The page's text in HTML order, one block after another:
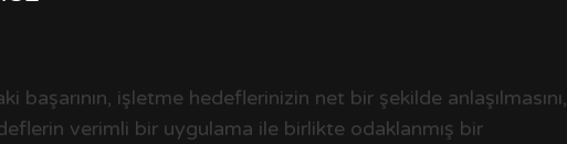
başarının, işletme hedeflerinizin net bir şekilde anlaşılmasını,
verimli bir uygulama ile birlikte odaklanmış bir